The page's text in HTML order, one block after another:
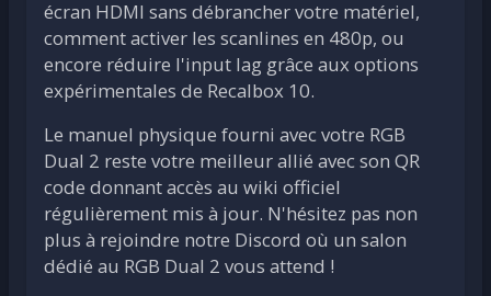
écran HDMI sans débrancher votre matériel,
comment activer les scanlines en 480p, ou
encore réduire l'input lag grâce aux options
expérimentales de Recalbox 10.
Le manuel physique fourni avec votre RGB
Dual 2 reste votre meilleur allié avec son QR
code donnant accès au wiki officiel
régulièrement mis à jour. N'hésitez pas non
plus à rejoindre notre Discord où un salon
dédié au RGB Dual 2 vous attend !